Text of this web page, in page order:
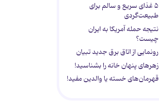
۵ غذای سریع و سالم برای
طبیعت‌گردی
نتیجه حمله آمریکا به ایران
چیست؟
رونمایی از اتاق برق جدید تبیان
زهرهای پنهان خانه را بشناسید!
قهرمان‌های خسته یا والدین مفید!